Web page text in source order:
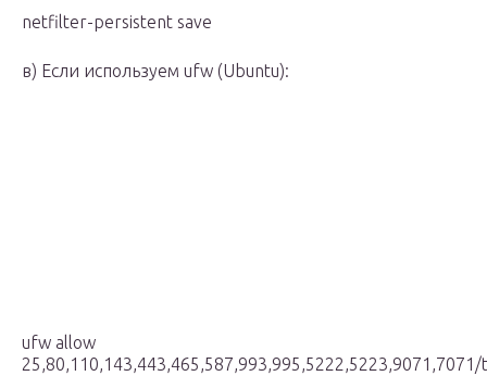
netfilter-persistent save
в) Если используем ufw (Ubuntu):
ufw allow
25,80,110,143,443,465,587,993,995,5222,5223,9071,7071/